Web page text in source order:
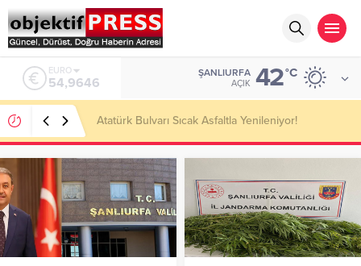
ALTIN
6.488,95
ŞANLIURFA
AÇIK 42°C
Temmuzda IPARD III Kapsamında 634,3 Milyon Lira
Hibe Ödemesi Yapıldı!